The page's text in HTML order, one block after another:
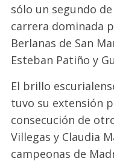
sólo un segundo
carrera dominada
Berlanas de San
Esteban Patiño y
El brillo
tuvo su extensión
consecución de
Villegas y Claudia
campeonas de